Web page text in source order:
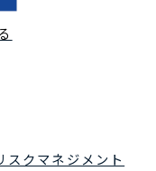
クマネジメント